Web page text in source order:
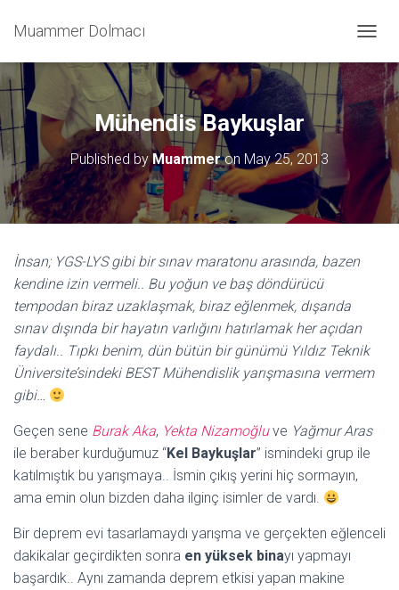
Muammer Dolmacı
O
G
V
Mühendis Baykuşlar
Published byMuammeron May 25, 2013
İnsan; YGS-LYS gibi bir sınav maratonu arasında, bazen
kendine izin vermeli.. Bu yoğun ve baş döndürücü
tempodan biraz uzaklaşmak, biraz eğlenmek, dışarıda
sınav dışında bir hayatın varlığını hatırlamak her açıdan
faydalı.. Tıpkı benim, dün bütün bir günümü Yıldız Teknik
Üniversite’sindeki BEST Mühendislik yarışmasına vermem
gibi…
Geçen sene Burak Aka, Yekta Nizamoğluve Yağmur Aras
ile beraber kurduğumuz “Kel Baykuşlar” ismindeki grup ile
katılmıştık bu yarışmaya.. İsmin çıkış yerini hiç sormayın,
ama emin olun bizden daha ilginç isimler de vardı.
Bir deprem evi tasarlamaydı yarışma ve gerçekten eğlenceli
dakikalar geçirdikten sonra en yüksek binayı yapmayı
başardık.. Aynı zamanda deprem etkisi yapan makine